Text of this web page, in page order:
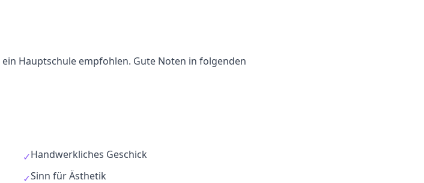
ein Hauptschule empfohlen. Gute Noten in folgenden
✓Handwerkliches Geschick
✓Sinn für Ästhetik